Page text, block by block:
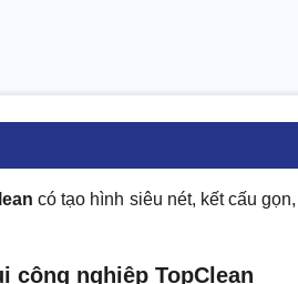
có tạo hình siêu nét, kết cấu
công nghiệp TopClean